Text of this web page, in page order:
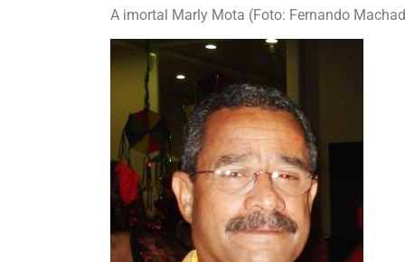
A imortal Marly Mota (Foto: Fernando